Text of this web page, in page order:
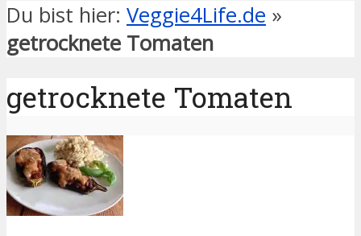
Du bist hier: Veggie4Life.de »
getrocknete Tomaten
getrocknete Tomaten